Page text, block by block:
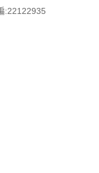
:22122935